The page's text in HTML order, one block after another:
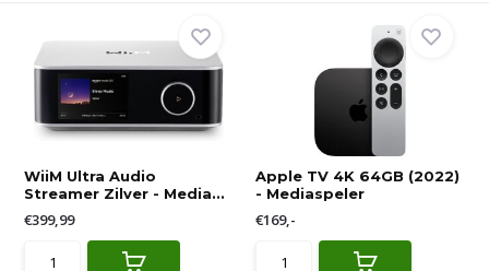
WiiM Ultra Audio
Streamer Zilver - Media...
€399,99
Apple TV 4K 64GB (2022)
- Mediaspeler
€169,-